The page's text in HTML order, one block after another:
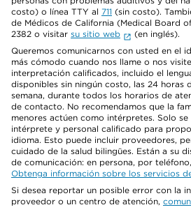
costo) o línea TTY al 711 (sin costo).
de Médicos de California (Medical Board
2382 o visitar su sitio web
(en inglés).
Queremos comunicarnos con usted en el
más cómodo cuando nos llame o nos
interpretación calificados, incluido el
disponibles sin ningún costo, las 24 horas
semana, durante todos los horarios de
de contacto. No recomendamos que la
menores actúen como intérpretes. Solo
intérprete y personal calificado para
idioma. Esto puede incluir proveedores,
cuidado de la salud bilingües. Están a su
de comunicación: en persona, por
Obtenga información sobre los servicios
Si desea reportar un posible error con la
proveedor o un centro de atención,